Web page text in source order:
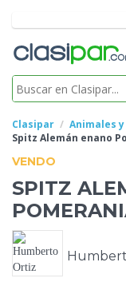
Clasipar
Animales
Spitz Alemán enano
VENDO
SPITZ